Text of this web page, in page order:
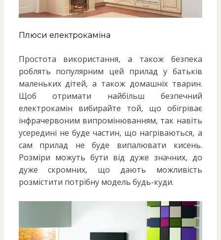
Плюси електрокаміна
Простота використання, а також безпека
роблять популярним цей прилад у батьків
маленьких дітей, а також домашніх тварин.
Щоб отримати найбільш безпечний
електрокамін вибирайте той, що обігріває
інфрачервоним випромінюванням, так навіть
усередині не буде частин, що нагріваються, а
сам прилад не буде випалювати кисень.
Розміри можуть бути від дуже значних, до
дуже скромних, що дають можливість
розмістити потрібну модель будь-куди.